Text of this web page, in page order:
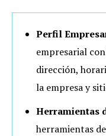
Perfil
empresarial
dirección,
la empresa y
Herramientas
herramientas